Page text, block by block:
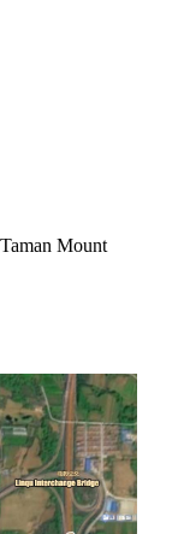
Mount